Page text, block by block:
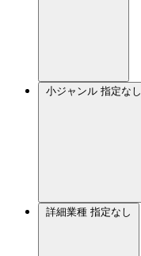
小ジャンル 指定なし
詳細業種 指定なし